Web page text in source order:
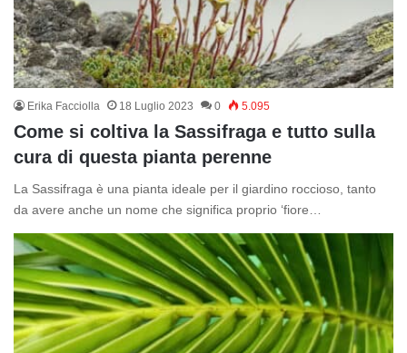
Erika Facciolla 18 Luglio 2023 0 5.095
Come si coltiva la Sassifraga e tutto sulla
cura di questa pianta perenne
La Sassifraga è una pianta ideale per il giardino roccioso, tanto
da avere anche un nome che significa proprio ‘fiore…